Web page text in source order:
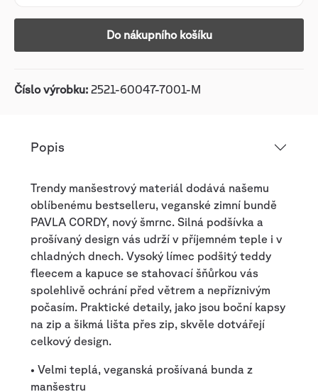
Do nákupního košíku
Číslo výrobku: 2521-60047-7001-M
Popis
Trendy manšestrový materiál dodává našemu
oblíbenému bestselleru, veganské zimní bundě
PAVLA CORDY, nový šmrnc. Silná podšívka a
prošívaný design vás udrží v příjemném teple i v
chladných dnech. Vysoký límec podšitý teddy
fleecem a kapuce se stahovací šňůrkou vás
spolehlivě ochrání před větrem a nepříznivým
počasím. Praktické detaily, jako jsou boční kapsy
na zip a šikmá lišta přes zip, skvěle dotvářejí
celkový design.
• Velmi teplá, veganská prošívaná bunda z
manšestru